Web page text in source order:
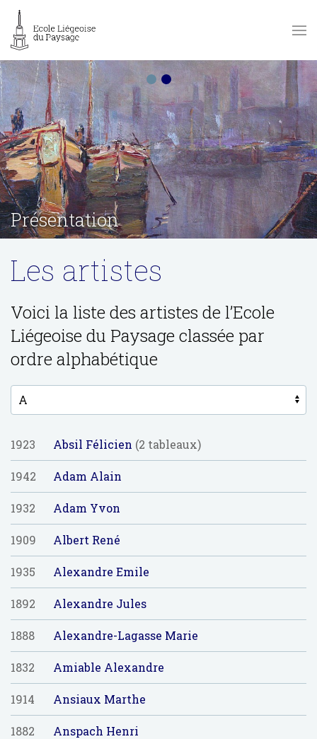
Présentation
Les artistes
Voici la liste des artistes de l’Ecole
Liégeoise du Paysage classée par
ordre alphabétique
1923 Absil Félicien (2 tableaux)
1942 Adam Alain
1932 Adam Yvon
1909 Albert René
1935 Alexandre Emile
1892 Alexandre Jules
1888 Alexandre-Lagasse Marie
1832 Amiable Alexandre
1914 Ansiaux Marthe
1882 Anspach Henri